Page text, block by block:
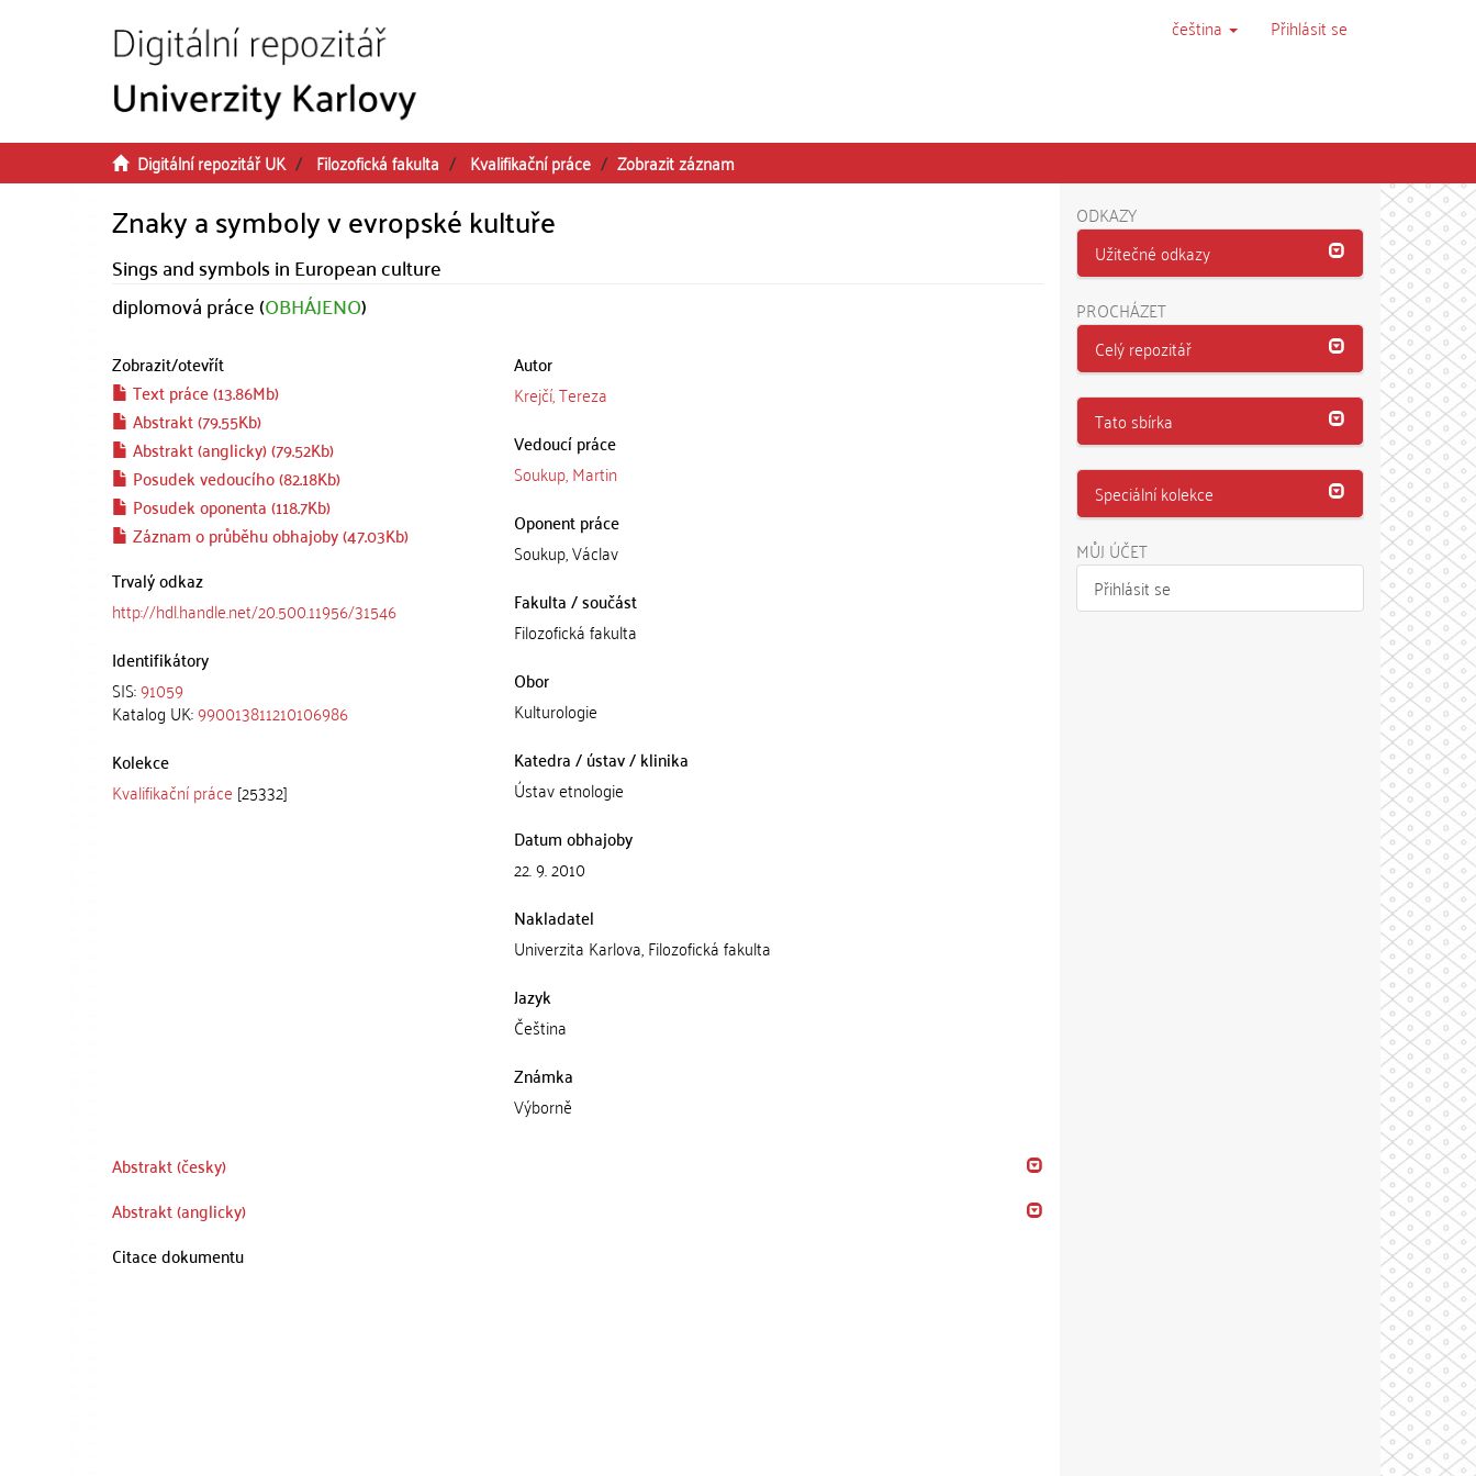
čeština Přihlásit se
Digitální repozitář UK Filozofická fakulta Kvalifikační práce Zobrazit záznam
Znaky a symboly v evropské kultuře
Sings and symbols in European culture
diplomová práce (OBHÁJENO)
Zobrazit/otevřít
Text práce (13.86Mb)
Abstrakt (79.55Kb)
Abstrakt (anglicky) (79.52Kb)
Posudek vedoucího (82.18Kb)
Posudek oponenta (118.7Kb)
Záznam o průběhu obhajoby (47.03Kb)
Trvalý odkaz
http://hdl.handle.net/20.500.11956/31546
Identifikátory
SIS:91059
Katalog UK:990013811210106986
Kolekce
Kvalifikační práce [25332]
Autor
Krejčí, Tereza
Vedoucí práce
Soukup, Martin
Oponent práce
Soukup, Václav
Fakulta / součást
Filozofická fakulta
Obor
Kulturologie
Katedra / ústav / klinika
Ústav etnologie
Datum obhajoby
22. 9. 2010
Nakladatel
Univerzita Karlova, Filozofická fakulta
Jazyk
Čeština
Známka
Výborně
Abstrakt (česky)
Abstrakt (anglicky)
Citace dokumentu
ODKAZY
Užitečné odkazy
PROCHÁZET
Celý repozitář
Tato sbírka
Speciální kolekce
MŮJ ÚČET
Přihlásit se